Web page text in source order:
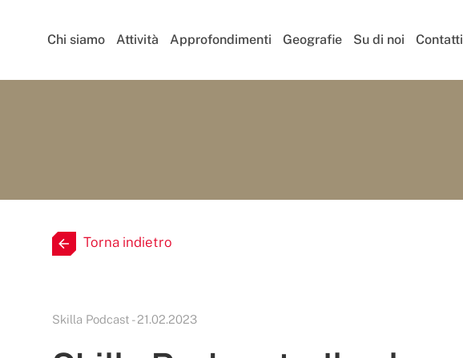
Chi siamo Attività Approfondimenti Geografie Su di noi Contatti
Torna indietro
Skilla Podcast - 21.02.2023